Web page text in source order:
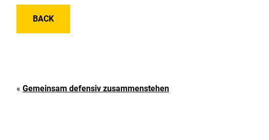
BACK
« Gemeinsam defensiv zusammenstehen